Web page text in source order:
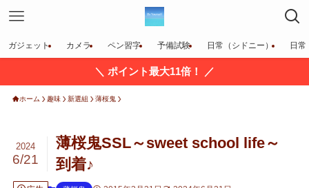
ガジェット カメラ ペン習字 予備試験 日常（シドニー） 日常
＼ ポイント最大11倍！ ／
ホーム 趣味 新選組 薄桜鬼
薄桜鬼SSL～sweet school life～
到着♪
2024
6/21